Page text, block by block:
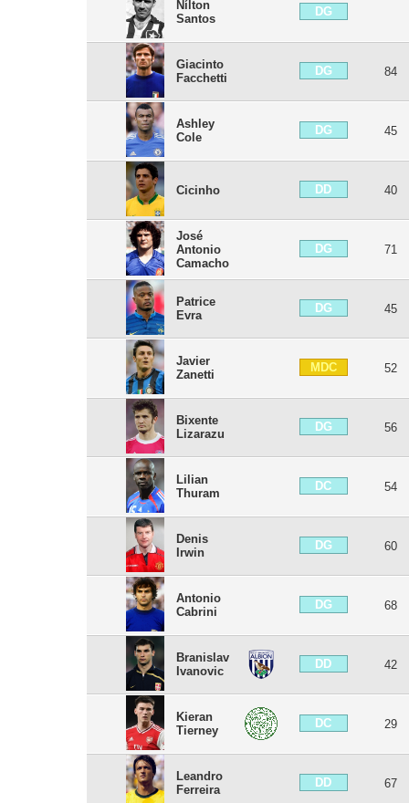
Nílton
Santos
DG
Giacinto
Facchetti
DG 84
Ashley
Cole
DG 45
Cicinho DD 40
José
Antonio
Camacho
DG 71
Patrice
Evra
DG 45
Javier
Zanetti
MDC 52
Bixente
Lizarazu
DG 56
Lilian
Thuram
DC 54
Denis
Irwin
DG 60
Antonio
Cabrini
DG 68
Branislav
Ivanovic
DD 42
Kieran
Tierney
DC 29
Leandro
Ferreira
DD 67